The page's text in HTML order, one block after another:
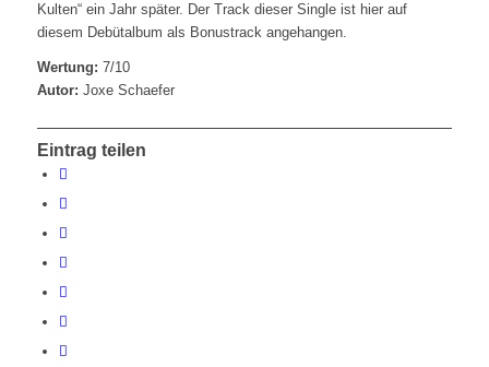
Kulten“ ein Jahr später. Der Track dieser Single ist hier auf
diesem Debütalbum als Bonustrack angehangen.
Wertung: 7/10
Autor: Joxe Schaefer
Eintrag teilen